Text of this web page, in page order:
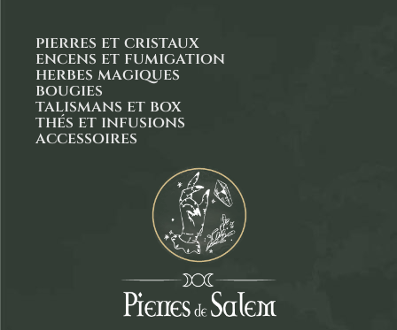
pierres et cristaux
encens et fumigation
herbes magiques
bougies
talismans et box
thés et infusions
accessoires